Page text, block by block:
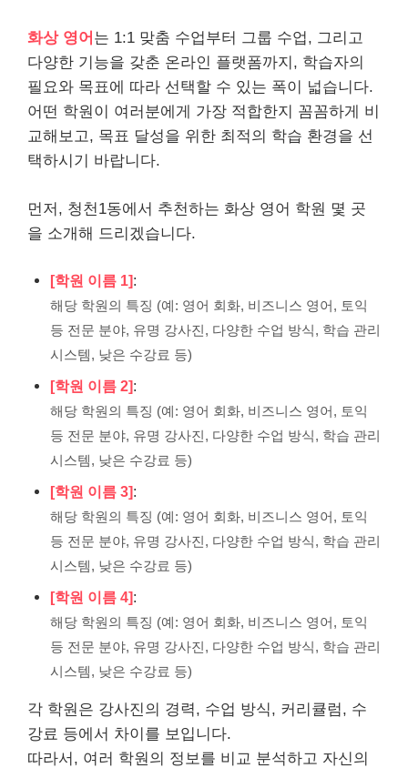
화상 영어 는 1:1 맞춤 수업부터 그룹 수업, 그리고
다양한 기능을 갖춘 온라인 플랫폼까지, 학습자의
필요와 목표에 따라 선택할 수 있는 폭이 넓습니다.
어떤 학원이 여러분에게 가장 적합한지 꼼꼼하게 비
교해보고, 목표 달성을 위한 최적의 학습 환경을 선
택하시기 바랍니다.
먼저, 청천1동에서 추천하는 화상 영어 학원 몇 곳
을 소개해 드리겠습니다.
[학원 이름 1]:
해당 학원의 특징 (예: 영어 회화, 비즈니스 영어, 토익
등 전문 분야, 유명 강사진, 다양한 수업 방식, 학습 관리
시스템, 낮은 수강료 등)
[학원 이름 2]:
해당 학원의 특징 (예: 영어 회화, 비즈니스 영어, 토익
등 전문 분야, 유명 강사진, 다양한 수업 방식, 학습 관리
시스템, 낮은 수강료 등)
[학원 이름 3]:
해당 학원의 특징 (예: 영어 회화, 비즈니스 영어, 토익
등 전문 분야, 유명 강사진, 다양한 수업 방식, 학습 관리
시스템, 낮은 수강료 등)
[학원 이름 4]:
해당 학원의 특징 (예: 영어 회화, 비즈니스 영어, 토익
등 전문 분야, 유명 강사진, 다양한 수업 방식, 학습 관리
시스템, 낮은 수강료 등)
각 학원은 강사진의 경력, 수업 방식, 커리큘럼, 수
강료 등에서 차이를 보입니다.
따라서, 여러 학원의 정보를 비교 분석하고 자신의